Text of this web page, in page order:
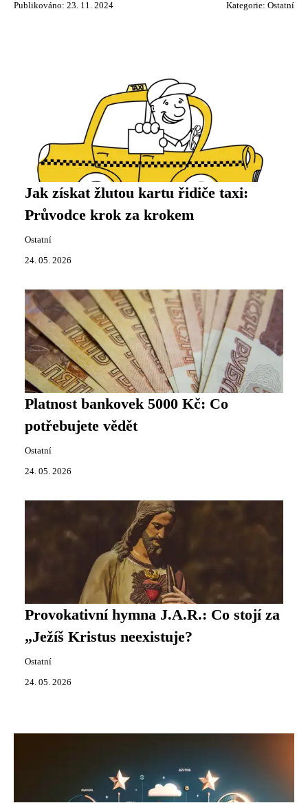
Publikováno: 23. 11. 2024 Kategorie: Ostatní
Jak získat žlutou kartu řidiče taxi:
Průvodce krok za krokem
Ostatní
24. 05. 2026
Platnost bankovek 5000 Kč: Co
potřebujete vědět
Ostatní
24. 05. 2026
Provokativní hymna J.A.R.: Co stojí za
„Ježíš Kristus neexistuje?
Ostatní
24. 05. 2026